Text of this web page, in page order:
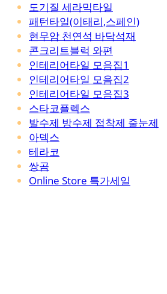
도기질 세라믹타일
패턴타일(이태리,스페인)
현무암 천연석 바닥석재
콘크리트블럭 와편
인테리어타일 모음집1
인테리어타일 모음집2
인테리어타일 모음집3
스타코플렉스
발수제 방수제 접착제 줄눈제
아덱스
테라코
쌍곰
Online Store 특가세일